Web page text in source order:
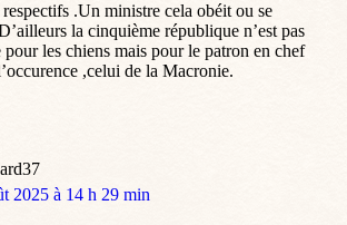
.Un ministre cela obéit ou se
la cinquième république n’est pas
pour les chiens mais pour le patron en chef
,celui de la Macronie.
2025 à 14 h 29 min